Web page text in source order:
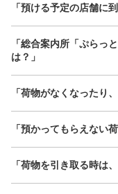
都営地下駅大江戸線
ぷらっと築地内の
撮って
アクセスの良い駅ナ
器、ベ
「預ける予定の店舗に
「総合案内所「ぷらっ
は？」
「荷物がなくなったり
「預かってもらえない
「荷物を引き取る時は